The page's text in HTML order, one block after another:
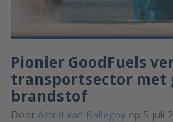
Pionier GoodFuels
transportsector met
brandstof
Door Astrid van Ballegoy op 5 juli